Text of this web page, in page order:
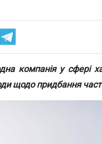
компанія у сфері
щодо придбання